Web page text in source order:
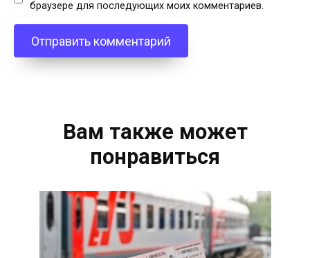
браузере для последующих моих комментариев.
Вам также может
понравиться